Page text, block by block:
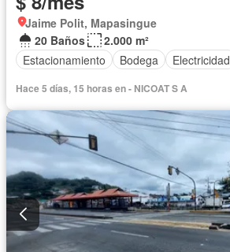
Jaime Polit, Mapasingue
20 Baños
2.000 m²
Estacionamiento
Bodega Electricidad
Hace 5 días, 15 horas en - NICOAT S A